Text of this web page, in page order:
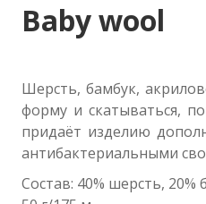
Baby wool
Шерсть, бамбук,
форму и скатываться,
придаёт изделию
антибактериальными
Состав: 40% шерсть, 20%